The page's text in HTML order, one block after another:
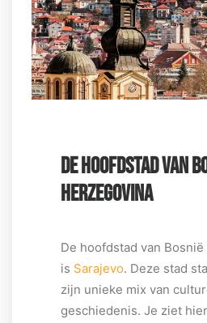
DE HOOFDSTAD VAN
HERZEGOVINA
De hoofdstad van
is Sarajevo. Deze stad
zijn unieke mix van
geschiedenis. Je ziet